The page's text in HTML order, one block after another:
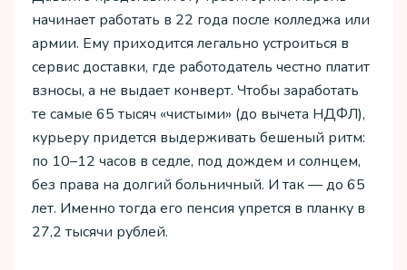
начинает работать в 22 года после колледжа или
армии. Ему приходится легально устроиться в
сервис доставки, где работодатель честно платит
взносы, а не выдает конверт. Чтобы заработать
те самые 65 тысяч «чистыми» (до вычета НДФЛ),
курьеру придется выдерживать бешеный ритм:
по 10–12 часов в седле, под дождем и солнцем,
без права на долгий больничный. И так — до 65
лет. Именно тогда его пенсия упрется в планку в
27,2 тысячи рублей.